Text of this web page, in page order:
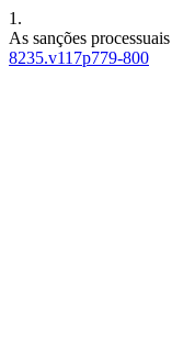
1.
As sanções
8235.v117p779-800